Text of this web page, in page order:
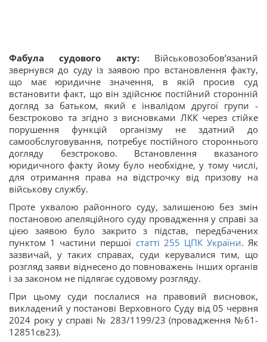
Фабула судового акту: Військовозобов’язаний
звернувся до суду із заявою про встановлення факту,
що має юридичне значення, в якій просив суд
встановити факт, що він здійснює постійний сторонній
догляд за батьком, який є інвалідом другої групи -
безстроково та згідно з висновками ЛКК через стійке
порушення функцій організму не здатний до
самообслуговування, потребує постійного стороннього
догляду безстроково. Встановлення вказаного
юридичного факту йому було необхідне, у тому числі,
для отримання права на відстрочку від призову на
військову службу.
Проте ухвалою районного суду, залишеною без змін
постановою апеляційного суду провадження у справі за
цією заявою було закрито з підстав, передбачених
пунктом 1 частини першої статті 255 ЦПК України. Як
зазвичай, у таких справах, суди керувалися тим, що
розгляд заяви віднесено до повноважень інших органів
і за законом не підлягає судовому розгляду.
При цьому суди послалися на правовий висновок,
викладений у постанові Верховного Суду від 05 червня
2024 року у справі № 283/1199/23 (провадження №61-
12851св23).